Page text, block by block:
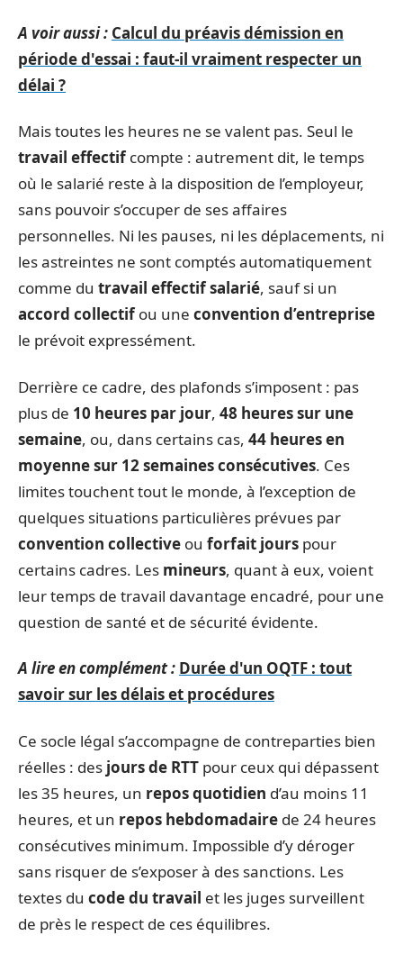
A voir aussi : Calcul du préavis démission en
période d'essai : faut-il vraiment respecter un
délai ?
Mais toutes les heures ne se valent pas. Seul le
travail effectifcompte : autrement dit, le temps
où le salarié reste à la disposition de l’employeur,
sans pouvoir s’occuper de ses affaires
personnelles. Ni les pauses, ni les déplacements, ni
les astreintes ne sont comptés automatiquement
comme du travail effectif salarié, sauf si un
accord collectifou une convention d’entreprise
le prévoit expressément.
Derrière ce cadre, des plafonds s’imposent : pas
plus de 10 heures par jour, 48 heures sur une
semaine, ou, dans certains cas, 44 heures en
moyenne sur 12 semaines consécutives. Ces
limites touchent tout le monde, à l’exception de
quelques situations particulières prévues par
convention collective ou forfait jours pour
certains cadres. Les mineurs, quant à eux, voient
leur temps de travail davantage encadré, pour une
question de santé et de sécurité évidente.
A lire en complément : Durée d'un OQTF : tout
savoir sur les délais et procédures
Ce socle légal s’accompagne de contreparties bien
réelles : des jours de RTT pour ceux qui dépassent
les 35 heures, un repos quotidien d’au moins 11
heures, et un repos hebdomadaire de 24 heures
consécutives minimum. Impossible d’y déroger
sans risquer de s’exposer à des sanctions. Les
textes du code du travail et les juges surveillent
de près le respect de ces équilibres.